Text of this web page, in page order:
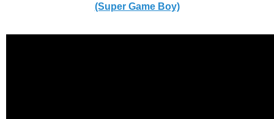
(Super Game Boy)